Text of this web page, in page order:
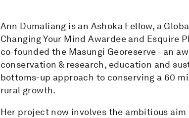
Ann Dumaliang is an Ashoka Fellow, a
Changing Your Mind Awardee and Esquire
co-founded the Masungi Georeserve - an
conservation & research, education and
bottoms-up approach to conserving a 60
rural growth.
Her project now involves the ambitious